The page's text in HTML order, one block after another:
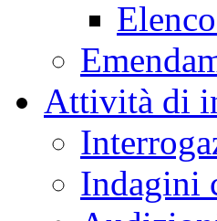
Attività di
Indagini